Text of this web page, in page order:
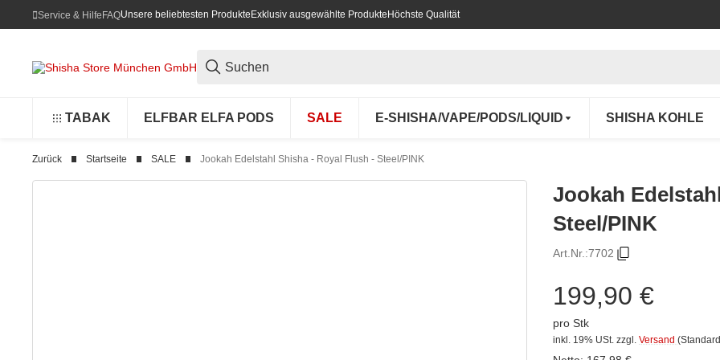
Service & HilfeFAQUnsere beliebtesten Produkte Exklusiv ausgewählte Produkte Höchste Qualität
TABAK ELFBAR ELFA PODS SALE E-SHISHA/VAPE/PODS/LIQUID SHISHA KOHLE
Zurück Startseite SALE Jookah Edelstahl Shisha - Royal Flush - Steel/PINK
Jookah
Steel/PINK
Art.Nr.:7702
199,90 €
pro Stk
inkl. 19% USt. zzgl. Versand